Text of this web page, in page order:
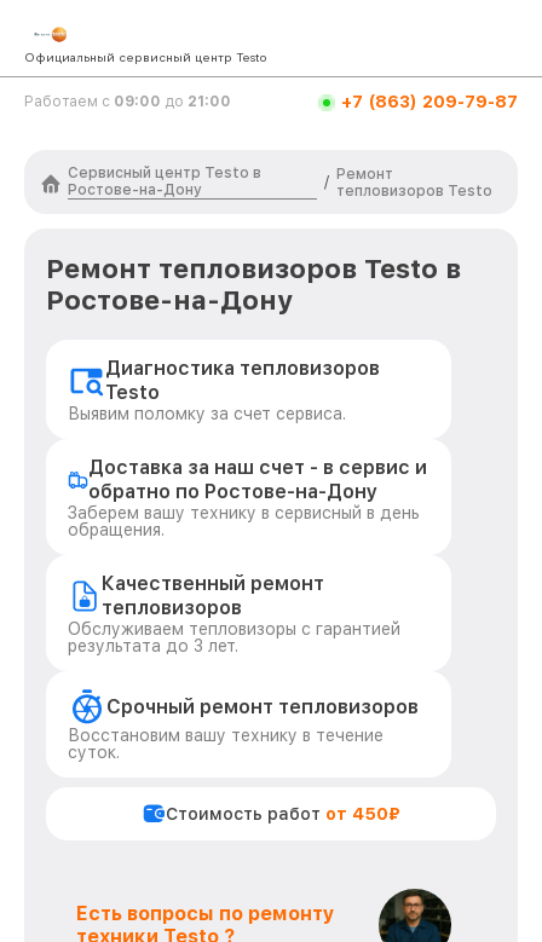
Официальный сервисный центр Testo
Работаем с 09:00 до 21:00 +7 (863) 209-79-87
Сервисный центр Testo в
Ростове-на-Дону
/ Ремонт
тепловизоров Testo
Ремонт тепловизоров Testo в
Ростове-на-Дону
Диагностика тепловизоров
Testo
Выявим поломку за счет сервиса.
Доставка за наш счет - в сервис и
обратно по Ростове-на-Дону
Заберем вашу технику в сервисный в день
обращения.
Качественный ремонт
тепловизоров
Обслуживаем тепловизоры с гарантией
результата до 3 лет.
Срочный ремонт тепловизоров
Восстановим вашу технику в течение
суток.
Стоимость работ от 450₽
Есть вопросы по ремонту
техники Testo ?